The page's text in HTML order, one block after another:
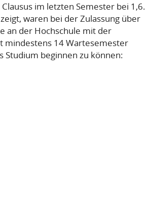
im letzten Semester bei 1,6.
waren bei der Zulassung über
an der Hochschule mit der
mindestens 14 Wartesemester
Studium beginnen zu können: